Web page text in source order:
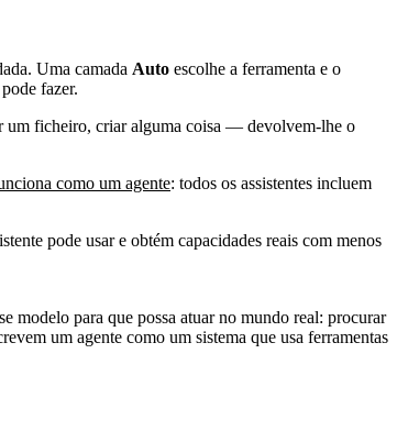
Uma camada Auto escolhe a ferramenta e o
fazer.
um ficheiro, criar alguma coisa — devolvem-lhe o
como um agente: todos os assistentes incluem
pode usar e obtém capacidades reais com menos
modelo para que possa atuar no mundo real: procurar
um agente como um sistema que usa ferramentas